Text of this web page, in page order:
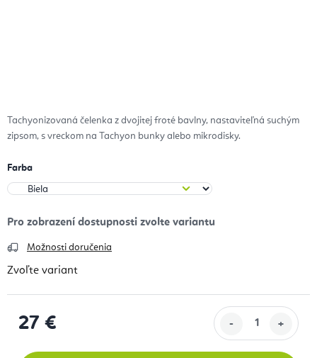
Tachyonizovaná čelenka z dvojitej froté bavlny, nastaviteľná suchým
zipsom, s vreckom na Tachyon bunky alebo mikrodisky.
Farba
Možnosti doručenia
Zvoľte variant
27 €